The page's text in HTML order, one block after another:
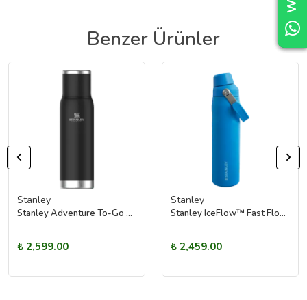
Benzer Ürünler
Stanley
Stanley Adventure To-Go Vakumlu | 1.0L (Siyah)
₺ 2,599.00
Stanley
Stanley IceFlow™ Fast Flow Soğuk Su Termosu | 0.6L (Mavi)
₺ 2,459.00